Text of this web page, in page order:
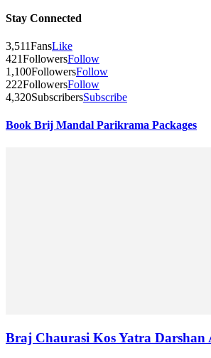
Stay Connected
3,511FansLike
421FollowersFollow
1,100FollowersFollow
222FollowersFollow
4,320SubscribersSubscribe
Book Brij Mandal Parikrama Packages
Braj Chaurasi Kos Yatra Darshan